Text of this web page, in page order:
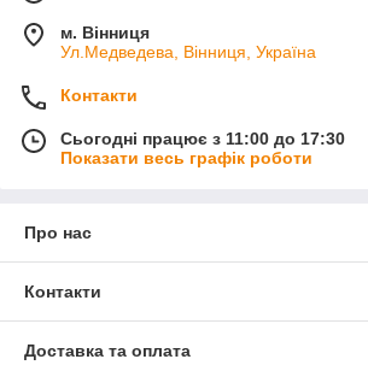
м. Вінниця
Ул.Медведева, Вінниця, Україна
Контакти
Сьогодні працює з 11:00 до 17:30
Показати весь графік роботи
Про нас
Контакти
Доставка та оплата